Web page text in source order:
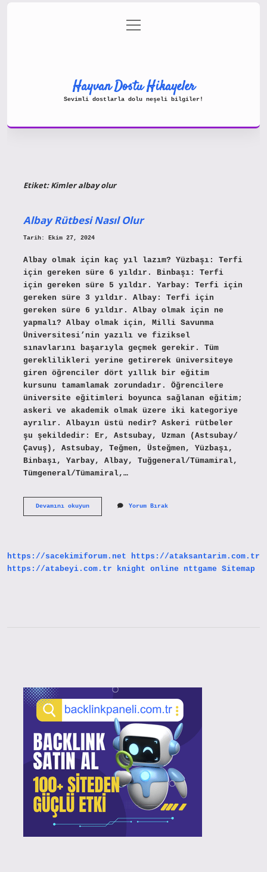
Gizlilik Politikası
menüyü
aç
Hayvan Dostu Hikayeler
Sevimli dostlarla dolu neşeli bilgiler!
Etiket:Kimler albay olur
Albay Rütbesi Nasıl Olur
Tarih: Ekim 27, 2024
Albay olmak için kaç yıl lazım? Yüzbaşı: Terfi
için gereken süre 6 yıldır. Binbaşı: Terfi
için gereken süre 5 yıldır. Yarbay: Terfi için
gereken süre 3 yıldır. Albay: Terfi için
gereken süre 6 yıldır. Albay olmak için ne
yapmalı? Albay olmak için, Milli Savunma
Üniversitesi’nin yazılı ve fiziksel
sınavlarını başarıyla geçmek gerekir. Tüm
gereklilikleri yerine getirerek üniversiteye
giren öğrenciler dört yıllık bir eğitim
kursunu tamamlamak zorundadır. Öğrencilere
üniversite eğitimleri boyunca sağlanan eğitim;
askeri ve akademik olmak üzere iki kategoriye
ayrılır. Albayın üstü nedir? Askeri rütbeler
şu şekildedir: Er, Astsubay, Uzman (Astsubay/
Çavuş), Astsubay, Teğmen, Üsteğmen, Yüzbaşı,
Binbaşı, Yarbay, Albay, Tuğgeneral/Tümamiral,
Tümgeneral/Tümamiral,…
Devamını okuyunAlbay
Yorum Bırak
https://sacekimiforum.net
https://ataksantarim.com.tr
https://atabeyi.com.tr
knight online nttgame Sitemap